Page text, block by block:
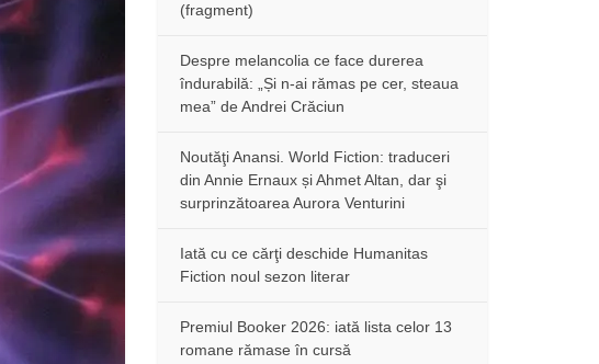
(fragment)
Despre melancolia ce face durerea
îndurabilă: „Și n-ai rămas pe cer, steaua
mea” de Andrei Crăciun
Noutăţi Anansi. World Fiction: traduceri
din Annie Ernaux și Ahmet Altan, dar şi
surprinzătoarea Aurora Venturini
Iată cu ce cărţi deschide Humanitas
Fiction noul sezon literar
Premiul Booker 2026: iată lista celor 13
romane rămase în cursă